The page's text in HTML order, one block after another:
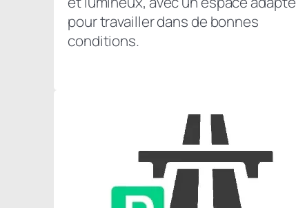
pour travailler dans de bonnes
conditions.